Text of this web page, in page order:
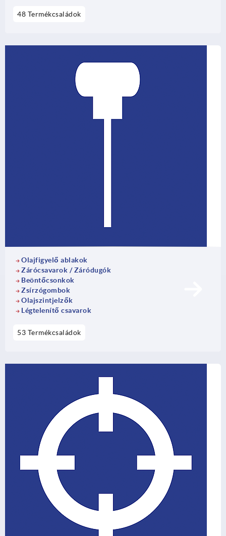
48 Termékcsaládok
Olajfigyelő ablakok
Zárócsavarok / Záródugók
Beöntőcsonkok
Zsírzógombok
Olajszintjelzők
Légtelenítő csavarok
53 Termékcsaládok